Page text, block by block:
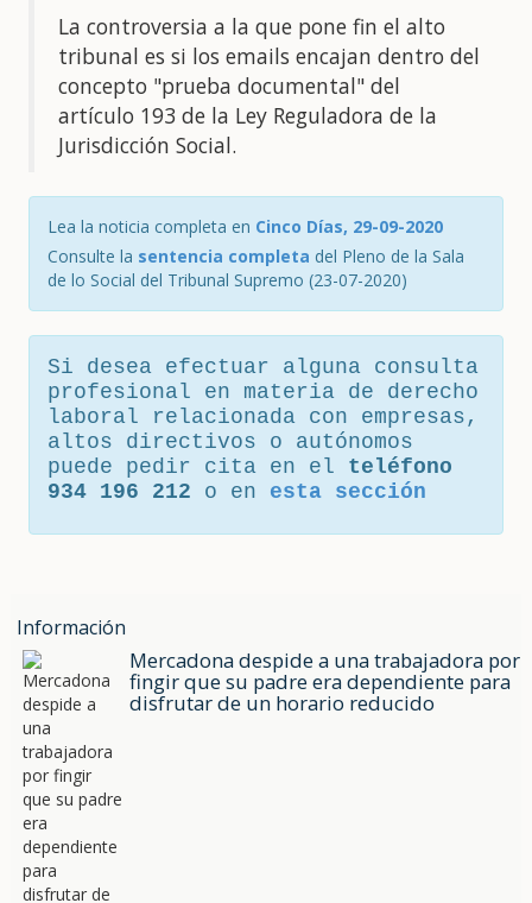
La controversia a la que pone fin el alto
tribunal es si los emails encajan dentro del
concepto "prueba documental" del
artículo 193 de la Ley Reguladora de la
Jurisdicción Social.
Lea la noticia completa en Cinco Días, 29-09-2020
Consulte la sentencia completa del Pleno de la Sala
de lo Social del Tribunal Supremo (23-07-2020)
Si desea efectuar alguna consulta
profesional en materia de derecho
laboral relacionada con empresas,
altos directivos o autónomos
puede pedir cita en el teléfono
934 196 212 o en esta sección
Información
Mercadona despide a una trabajadora por
fingir que su padre era dependiente para
disfrutar de un horario reducido